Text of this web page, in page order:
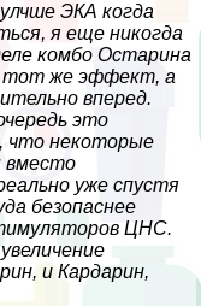
ЭКА когда
я еще никогда
комбо Остарина
тот же эффект, а
вперед.
это
что некоторые
вместо
уже спустя
безопаснее
ЦНС.
и Кардарин,